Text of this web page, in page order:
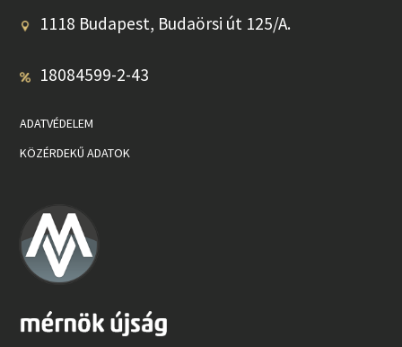
1118 Budapest, Budaörsi út 125/A.
18084599-2-43
ADATVÉDELEM
KÖZÉRDEKŰ ADATOK